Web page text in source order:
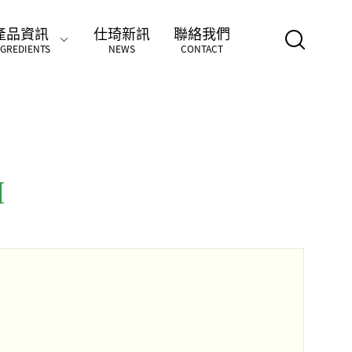
品資訊 仕琦新訊
NEWS
聯絡我們
CONTACT